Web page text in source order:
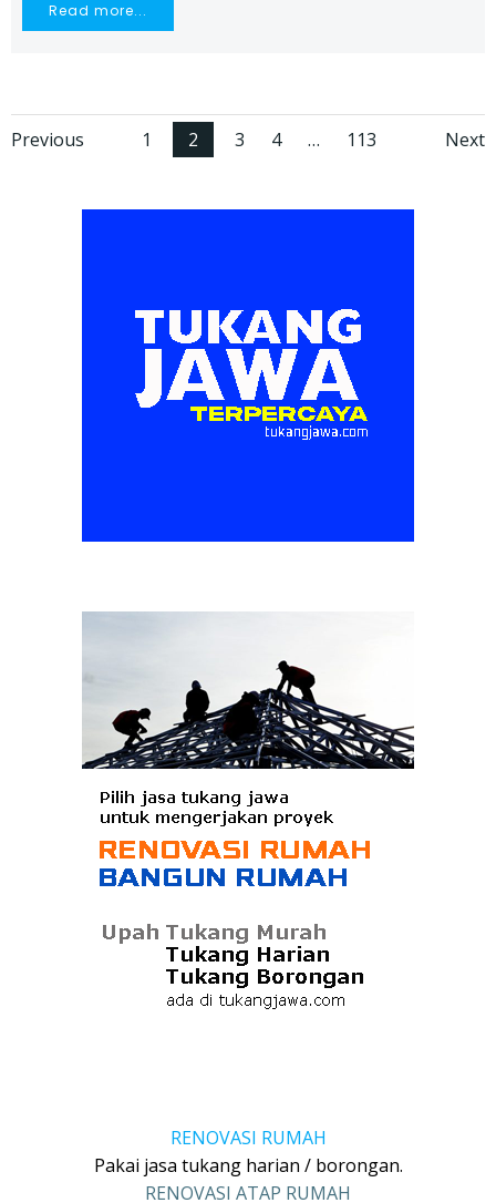
Read more...
Posts
navigation
Previous
Posts
navigation
Page
1 Page
2 Page
3 Page
4 … Page
113 Next
RENOVASI RUMAH
Pakai jasa tukang harian / borongan.
RENOVASI ATAP RUMAH